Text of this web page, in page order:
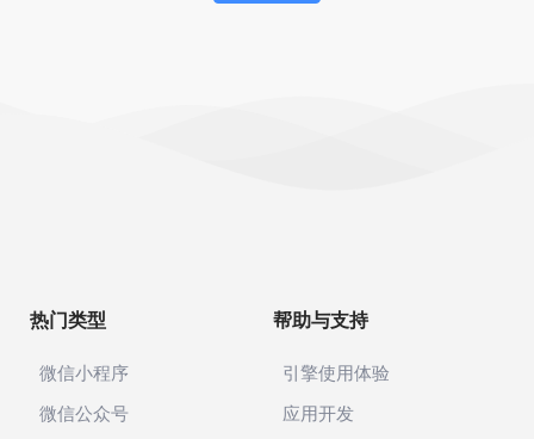
热门类型
微信小程序
微信公众号
帮助与支持
引擎使用体验
应用开发